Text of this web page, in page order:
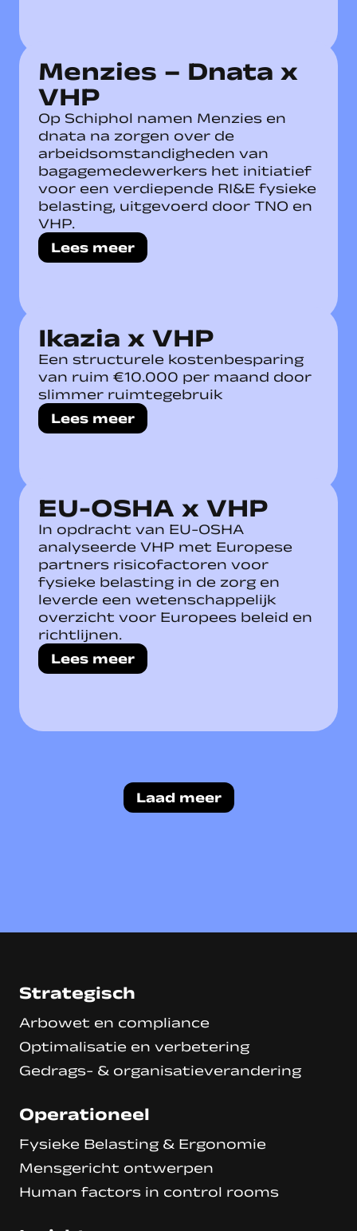
Menzies – Dnata x
VHP
Op Schiphol namen Menzies en
dnata na zorgen over de
arbeidsomstandigheden van
bagagemedewerkers het initiatief
voor een verdiepende RI&E fysieke
belasting, uitgevoerd door TNO en
VHP.
Lees meer
Ikazia x VHP
Een structurele kostenbesparing
van ruim €10.000 per maand door
slimmer ruimtegebruik
Lees meer
EU-OSHA x VHP
In opdracht van EU-OSHA
analyseerde VHP met Europese
partners risicofactoren voor
fysieke belasting in de zorg en
leverde een wetenschappelijk
overzicht voor Europees beleid en
richtlijnen.
Lees meer
Laad meer
Strategisch
Arbowet en compliance
Optimalisatie en verbetering
Gedrags- & organisatieverandering
Operationeel
Fysieke Belasting & Ergonomie
Mensgericht ontwerpen
Human factors in control rooms